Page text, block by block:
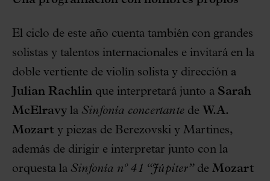
El ciclo de este año cuenta también con grandes
solistas y talentos internacionales e invitará en la
doble vertiente de violín solista y dirección a
Julian Rachlin que interpretará junto a Sarah
McElravy la Sinfonía concertante de W.A.
Mozart y piezas de Berezovski y Martines,
además de dirigir e interpretar junto con la
orquesta la Sinfonía nº 41 “Júpiter”de Mozart